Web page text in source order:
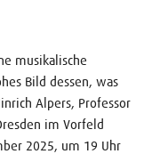
musikalische
Bild dessen, was
Alpers, Professor
im Vorfeld
2025, um 19 Uhr